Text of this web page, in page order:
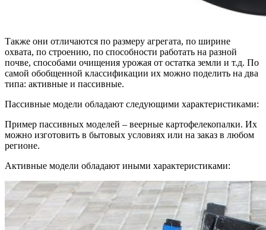
Также они отличаются по размеру агрегата, по ширине
охвата, по строению, по способности работать на разной
почве, способами очищения урожая от остатка земли и т.д. По
самой обобщенной классификации их можно поделить на два
типа: активные и пассивные.
Пассивные модели обладают следующими характеристиками:
Пример пассивных моделей – веерные картофелекопалки. Их
можно изготовить в бытовых условиях или на заказ в любом
регионе.
Активные модели обладают иными характеристиками: